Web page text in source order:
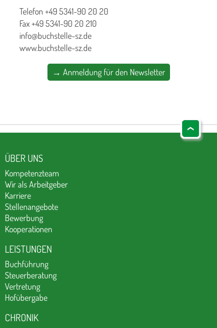
Telefon +49 5341-90 20 20
Fax +49 5341-90 20 210
info@buchstelle-sz.de
www.buchstelle-sz.de
→ Anmeldung für den Newsletter
ÜBER UNS
Kompetenzteam
Wir als Arbeitgeber
Karriere
Stellenangebote
Bewerbung
Kooperationen
LEISTUNGEN
Buchführung
Steuerberatung
Vertretung
Hofübergabe
CHRONIK